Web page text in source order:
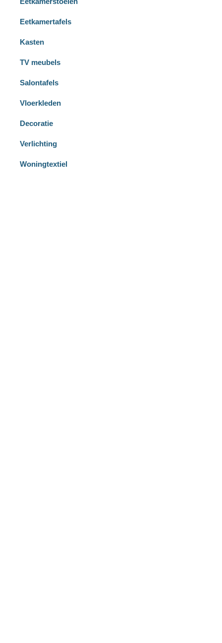
Eetkamertafels
Kasten
TV meubels
Salontafels
Vloerkleden
Decoratie
Verlichting
Woningtextiel